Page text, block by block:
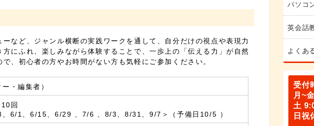
など、ジャンル横断の実践ワークを通して、自分だけの視点や表現力
にふれ、楽しみながら体験することで、一歩上の「伝える力」が自然
、初心者の方やお時間がない方も気軽にご参加ください。
・編集者）
回
6/1、6/15、6/29 、7/6 、8/3、8/31、9/7＞（予備日10/5 ）
パソコ
英会話
よくあ
受付
月~
土
日祝